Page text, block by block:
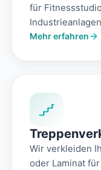
für
Mehr erfahren
Wir verkleiden
oder Laminat